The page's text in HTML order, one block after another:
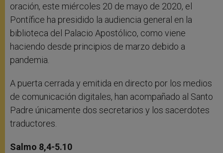
oración, este miércoles 20 de mayo de 2020, el
Pontífice ha presidido la audiencia general en la
biblioteca del Palacio Apostólico, como viene
haciendo desde principios de marzo debido a
pandemia.
A puerta cerrada y emitida en directo por los medios
de comunicación digitales, han acompañado al Santo
Padre únicamente dos secretarios y los sacerdotes
traductores.
Salmo 8,4-5.10